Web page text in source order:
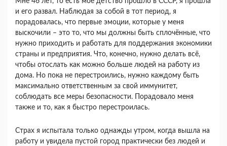
и его развал. Наблюдая за собой в тот период, я
порадовалась, что первые эмоции, которые у меня
выскочили – это то, что мы должны быть сплочённые, что
нужно приходить и работать для поддержания экономики
страны и предприятия. Что, конечно, нужно делать всё,
чтобы отослать как можно больше людей на работу из
дома. Но пока не перестроились, нужно каждому быть
максимально ответственным за свой иммунитет,
соблюдать все меры безопасности. Порадовало меня
также и то, как я быстро перестроилась.
Страх я испытала только однажды утром, когда вышла на
работу и увидела пустой город практически без людей и